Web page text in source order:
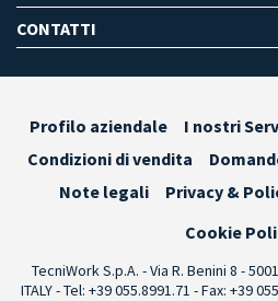
CONTATTI
Profilo aziendale I nostri
Condizioni di vendita
Note legali
Privacy &
Cookie
TecniWork S.p.A. - Via R. Benini 8 -
ITALY - Tel: +39 055.8991.71 - Fax: +39